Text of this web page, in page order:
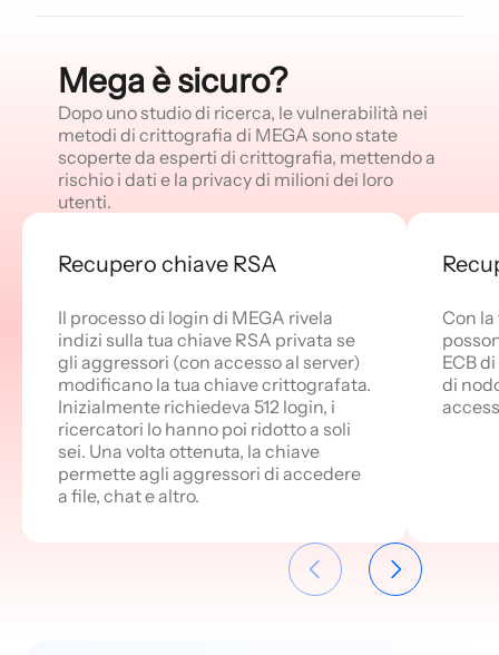
Mega è sicuro?
Dopo uno studio di ricerca, le vulnerabilità nei
metodi di crittografia di MEGA sono state
scoperte da esperti di crittografia, mettendo a
rischio i dati e la privacy di milioni dei loro
utenti.
Recupero chiave RSA
Il processo di login di MEGA rivela
indizi sulla tua chiave RSA privata se
gli aggressori (con accesso al server)
modificano la tua chiave crittografata.
Inizialmente richiedeva 512 login, i
ricercatori lo hanno poi ridotto a soli
sei. Una volta ottenuta, la chiave
permette agli aggressori di accedere
a file, chat e altro.
Con
ECB
di